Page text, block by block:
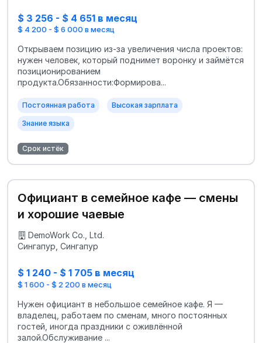
$ 3 256 - $ 4 651 в месяц
$ 4 200 - $ 6 000 в месяц
Открываем позицию из‑за увеличения числа проектов:
нужен человек, который поднимет воронку и займётся
позиционированием
продукта.Обязанности:Формирова...
Постоянная работа Высокая зарплата
Знание языка
Срок истёк
Официант в семейное кафе — смены
и хорошие чаевые
DemoWork Co., Ltd.
Сингапур, Сингапур
$ 1 240 - $ 1 705 в месяц
$ 1 600 - $ 2 200 в месяц
Нужен официант в небольшое семейное кафе. Я —
владелец, работаем по сменам, много постоянных
гостей, иногда праздники с оживлённой
залой.Обслуживание ...